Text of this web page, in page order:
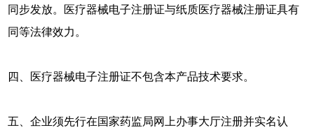
同步发放。医疗器械电子注册证与纸质医疗器械注册证具有
同等法律效力。
四、医疗器械电子注册证不包含本产品技术要求。
五、企业须先行在国家药监局网上办事大厅注册并实名认